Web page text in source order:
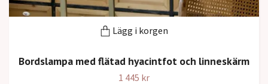
Lägg i korgen
Bordslampa med flätad hyacintfot och linneskärm
1 445 kr